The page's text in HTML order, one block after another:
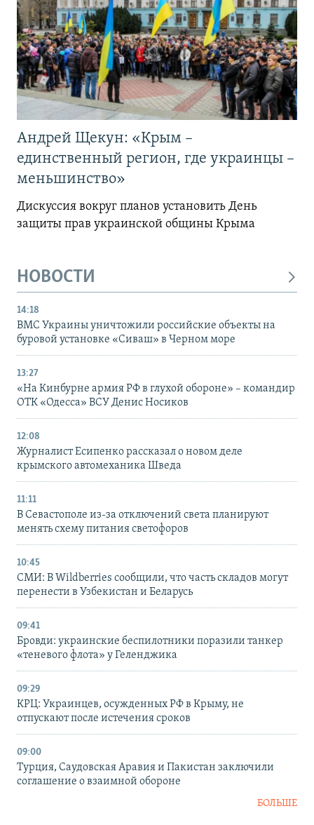
Андрей Щекун: «Крым –
единственный регион, где украинцы –
меньшинство»
Дискуссия вокруг планов установить День
защиты прав украинской общины Крыма
НОВОСТИ
14:18
ВМС Украины уничтожили российские объекты на
буровой установке «Сиваш» в Черном море
13:27
«На Кинбурне армия РФ в глухой обороне» – командир
ОТК «Одесса» ВСУ Денис Носиков
12:08
Журналист Есипенко рассказал о новом деле
крымского автомеханика Шведа
11:11
В Севастополе из-за отключений света планируют
менять схему питания светофоров
10:45
СМИ: В Wildberries сообщили, что часть складов могут
перенести в Узбекистан и Беларусь
09:41
Бровди: украинские беспилотники поразили танкер
«теневого флота» у Геленджика
09:29
КРЦ: Украинцев, осужденных РФ в Крыму, не
отпускают после истечения сроков
09:00
Турция, Саудовская Аравия и Пакистан заключили
соглашение о взаимной обороне
БОЛЬШЕ